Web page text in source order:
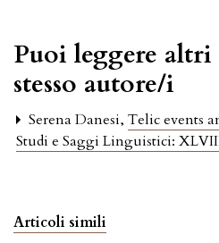
Puoi leggere
stesso autore/i
Serena Danesi, Telic events
Studi e Saggi Linguistici:
Articoli simili